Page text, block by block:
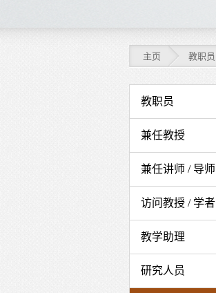
主页 教职员
教
职
员
行
政
人
员
教职员
兼任教授
兼任讲师 / 导师
访问教授 / 学者
教学助理
研究人员